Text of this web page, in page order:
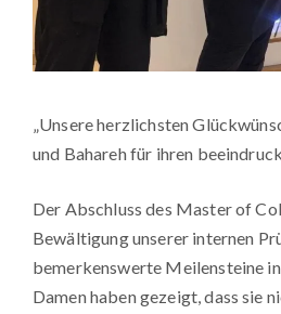
„Unsere herzlichsten
und Bahareh für ihren
Der Abschluss des Master of
Bewältigung unserer internen
bemerkenswerte Meilensteine
Damen haben gezeigt, dass sie